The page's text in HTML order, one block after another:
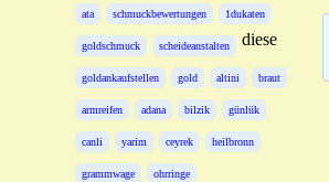
ata schmuckbewertungen 1dukaten
goldschmuck scheideanstalten
goldankaufstellen gold altini braut
armreifen adana bilzik günlük
canli yarim ceyrek heilbronn
grammwage ohrringe
diese